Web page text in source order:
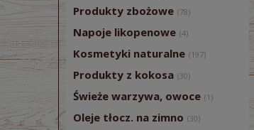
Produkty zbożowe (78)
Napoje likopenowe (4)
Kosmetyki naturalne (197)
Produkty z kokosa (30)
Świeże warzywa, owoce (1)
Oleje tłocz. na zimno (30)